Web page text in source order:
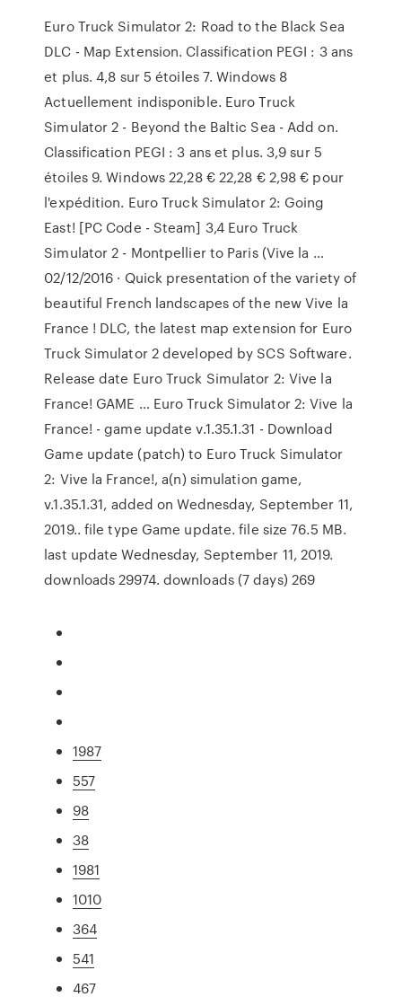
Euro Truck Simulator 2: Road to the Black Sea
DLC - Map Extension. Classification PEGI : 3 ans
et plus. 4,8 sur 5 étoiles 7. Windows 8
Actuellement indisponible. Euro Truck
Simulator 2 - Beyond the Baltic Sea - Add on.
Classification PEGI : 3 ans et plus. 3,9 sur 5
étoiles 9. Windows 22,28 € 22,28 € 2,98 € pour
l'expédition. Euro Truck Simulator 2: Going
East! [PC Code - Steam] 3,4 Euro Truck
Simulator 2 - Montpellier to Paris (Vive la …
02/12/2016 · Quick presentation of the variety of
beautiful French landscapes of the new Vive la
France ! DLC, the latest map extension for Euro
Truck Simulator 2 developed by SCS Software.
Release date Euro Truck Simulator 2: Vive la
France! GAME … Euro Truck Simulator 2: Vive la
France! - game update v.1.35.1.31 - Download
Game update (patch) to Euro Truck Simulator
2: Vive la France!, a(n) simulation game,
v.1.35.1.31, added on Wednesday, September 11,
2019.. file type Game update. file size 76.5 MB.
last update Wednesday, September 11, 2019.
downloads 29974. downloads (7 days) 269
1987
557
98
38
1981
1010
364
541
467